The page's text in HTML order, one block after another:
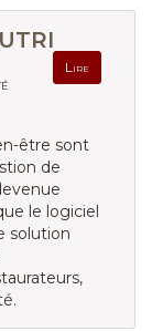
Lire
être sont
de
le logiciel
solution